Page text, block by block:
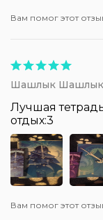
Вам помог этот
Шашлык
Лучшая
отдых:3
Вам помог этот